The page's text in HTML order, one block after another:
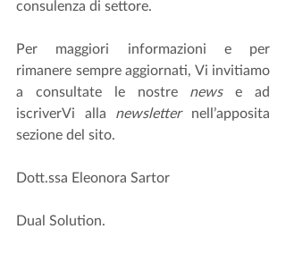
consulenza di settore.
Per maggiori informazioni e per
rimanere sempre aggiornati, Vi invitiamo
a consultate le nostre news e ad
iscriverVi alla newsletter nell’apposita
sezione del sito.
Dott.ssa Eleonora Sartor
Dual Solution.